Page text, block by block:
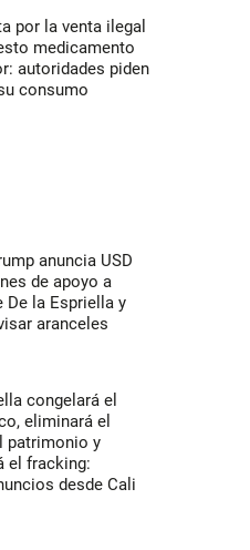
por la venta ilegal
medicamento
autoridades piden
consumo
anuncia USD
de apoyo a
De la Espriella y
aranceles
congelará el
eliminará el
patrimonio y
el fracking:
desde Cali